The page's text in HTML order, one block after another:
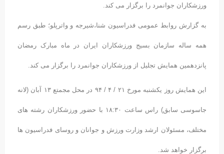
ورزشکاران جوانمرد را برگزار می کند.
به گزارش روابط عمومی فدراسیون شنا،شیرجه و واترپلو؛ طبق رسم
همه ساله سازمان بسیج ورزشکاران ایران در ماه مبارک رمضان
پانزدهمین همایش تجلیل از ورزشکاران جوانمرد را برگزار می کند.
این همایش روز یکشنبه مورخ ۲۱ / ۴ / ۹۴ در محل مجمتع ۱۳ آبان (لانه
جاسوسی سابق) راس ساعت ۱۸:۳۰ با حضور ورزشکاران رشته های
مختلف، مسئولان ارشد وزارت ورزش و جوانان و روسای فدراسیون ها
برگزار خواهد شد.